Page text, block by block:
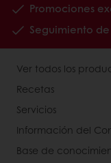
Promociones
Seguimiento
Ver todos los
Recetas
Servicios
Información del
Base de